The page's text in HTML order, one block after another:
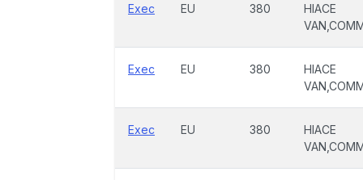
Exec EU 380
HIACE
Exec EU 380
HIACE
Exec EU 380
HIACE